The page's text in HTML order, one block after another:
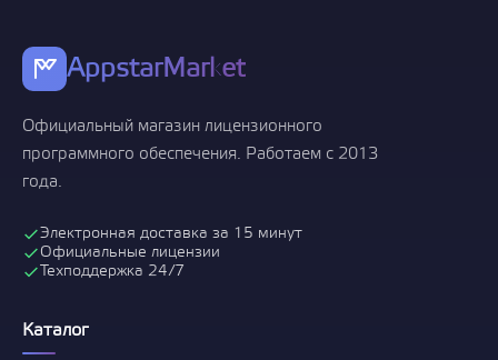
AppstarMarket
Официальный магазин лицензионного
программного обеспечения. Работаем с 2013
года.
Электронная доставка за 15 минут
Официальные лицензии
Техподдержка 24/7
Каталог